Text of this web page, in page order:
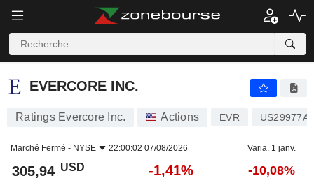
EVERCORE INC.
EVERCORE INC.
Ratings Evercore Inc. Actions EVR
Marché Fermé - NYSE 22:00:02 07/08/2026 Varia. 1 janv.
305,94 USD -1,41% -10,08%